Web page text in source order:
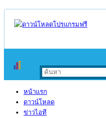
หน้าแรก
ดาวน์โหลด
ข่าวไอที